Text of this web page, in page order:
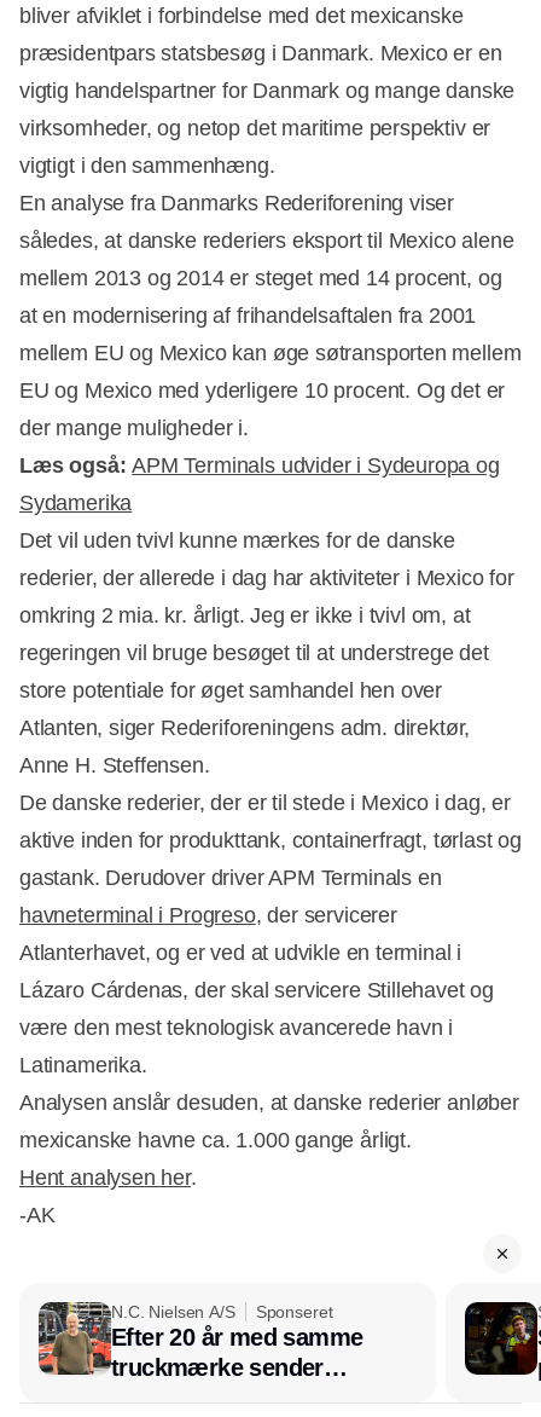
bliver afviklet i forbindelse med det mexicanske
præsidentpars statsbesøg i Danmark. Mexico er en
vigtig handelspartner for Danmark og mange danske
virksomheder, og netop det maritime perspektiv er
vigtigt i den sammenhæng.
En analyse fra Danmarks Rederiforening viser
således, at danske rederiers eksport til Mexico alene
mellem 2013 og 2014 er steget med 14 procent, og
at en modernisering af frihandelsaftalen fra 2001
mellem EU og Mexico kan øge søtransporten mellem
EU og Mexico med yderligere 10 procent. Og det er
der mange muligheder i.
Læs også:APM Terminals udvider i Sydeuropa og
Sydamerika
Det vil uden tvivl kunne mærkes for de danske
rederier, der allerede i dag har aktiviteter i Mexico for
omkring 2 mia. kr. årligt. Jeg er ikke i tvivl om, at
regeringen vil bruge besøget til at understrege det
store potentiale for øget samhandel hen over
Atlanten, siger Rederiforeningens adm. direktør,
Anne H. Steffensen.
De danske rederier, der er til stede i Mexico i dag, er
aktive inden for produkttank, containerfragt, tørlast og
gastank. Derudover driver APM Terminals en
havneterminal i Progreso, der servicerer
Atlanterhavet, og er ved at udvikle en terminal i
Lázaro Cárdenas, der skal servicere Stillehavet og
være den mest teknologisk avancerede havn i
Latinamerika.
Analysen anslår desuden, at danske rederier anløber
mexicanske havne ca. 1.000 gange årligt.
Hent analysen her.
-AK
N.C. Nielsen A/S Sponseret
Efter 20 år med samme
truckmærke sender
lagerchef stafetten videre